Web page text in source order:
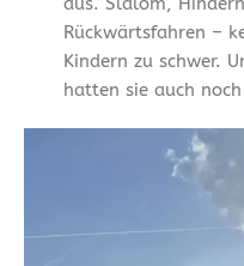
Rückwärtsfahren –
Kindern zu schwer.
hatten sie auch